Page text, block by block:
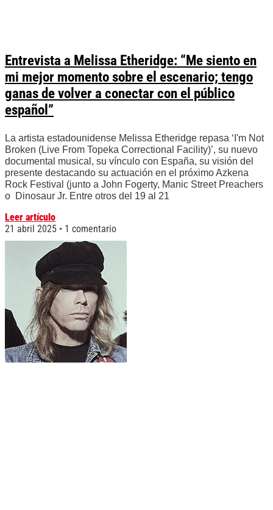
Entrevista a Melissa Etheridge: “Me siento en
mi mejor momento sobre el escenario; tengo
ganas de volver a conectar con el público
español”
La artista estadounidense Melissa Etheridge repasa ‘I'm Not
Broken (Live From Topeka Correctional Facility)’, su nuevo
documental musical, su vínculo con España, su visión del
presente destacando su actuación en el próximo Azkena
Rock Festival (junto a John Fogerty, Manic Street Preachers
o Dinosaur Jr. Entre otros del 19 al 21
Leer artículo
21 abril 2025
1 comentario